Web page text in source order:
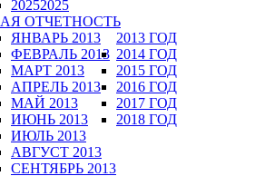
2025
2025
ОТЧЕТНОСТЬ
2013 ГОД
ЯНВАРЬ 2013
ФЕВРАЛЬ 2013
МАРТ 2013
АПРЕЛЬ 2013
МАЙ 2013
ИЮНЬ 2013
ИЮЛЬ 2013
АВГУСТ 2013
СЕНТЯБРЬ 2013
2014 ГОД
2015 ГОД
2016 ГОД
2017 ГОД
2018 ГОД